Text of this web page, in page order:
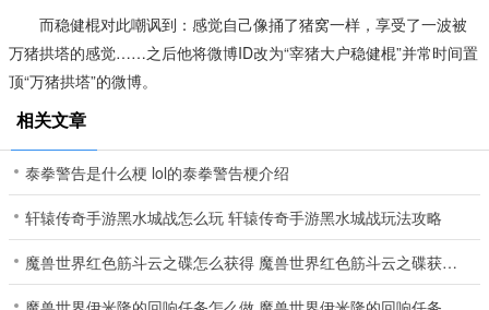
而稳健棍对此嘲讽到：感觉自己像捅了猪窝一样，享受了一波被
万猪拱塔的感觉……之后他将微博ID改为“宰猪大户稳健棍”并常时间置
顶“万猪拱塔”的微博。
相关文章
泰拳警告是什么梗 lol的泰拳警告梗介绍
轩辕传奇手游黑水城战怎么玩 轩辕传奇手游黑水城战玩法攻略
魔兽世界红色筋斗云之碟怎么获得 魔兽世界红色筋斗云之碟获得方法介绍